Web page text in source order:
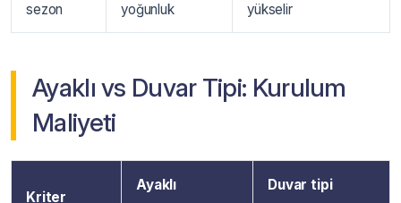
sezon
yoğunluk
yükselir
Ayaklı vs Duvar Tipi: Kurulum
Maliyeti
Kriter
Ayaklı
Duvar tipi